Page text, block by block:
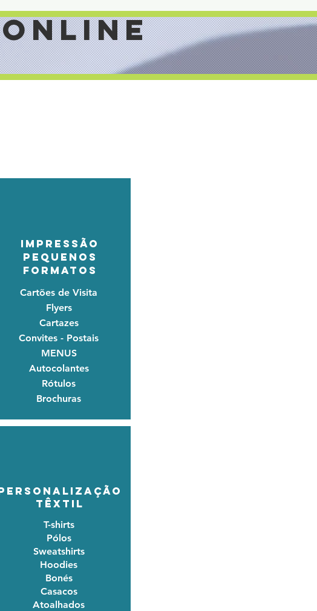
IMPRESSÃO
PEQUENOS
FORMATOS
Cartões de Visita
Flyers
Cartazes
Convites - Postais
MENUS
Autocolantes
Rótulos
Brochuras
TÊXTIL
T-shirts
Pólos
Sweatshirts
Hoodies
Bonés
Casacos
Atoalhados